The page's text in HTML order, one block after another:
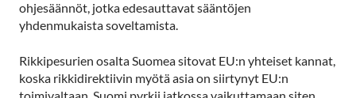
ohjesäännöt, jotka edesauttavat sääntöjen
yhdenmukaista soveltamista.
Rikkipesurien osalta Suomea sitovat EU:n yhteiset kannat,
koska rikkidirektiivin myötä asia on siirtynyt EU:n